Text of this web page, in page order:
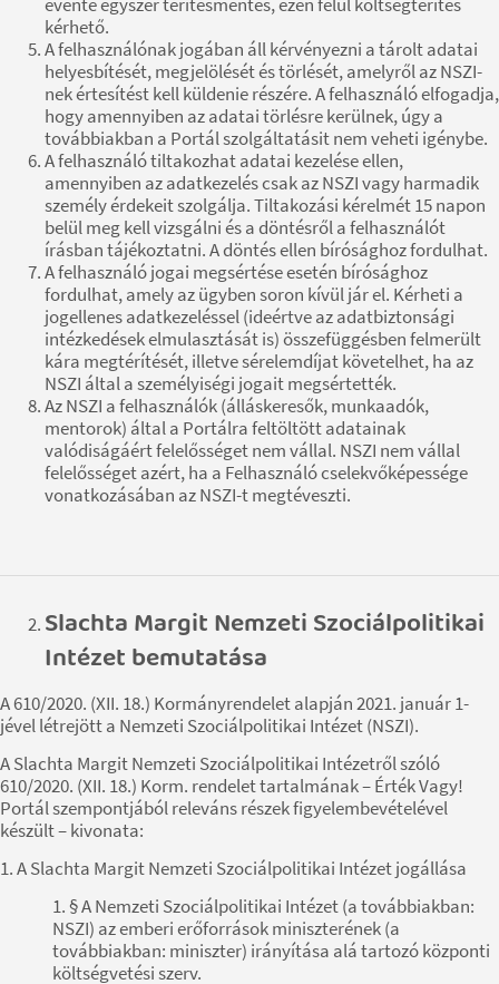
kérhető.
A felhasználónak jogában áll kérvényezni a tárolt adatai
helyesbítését, megjelölését és törlését, amelyről az NSZI-
nek értesítést kell küldenie részére. A felhasználó elfogadja,
hogy amennyiben az adatai törlésre kerülnek, úgy a
továbbiakban a Portál szolgáltatásit nem veheti igénybe.
A felhasználó tiltakozhat adatai kezelése ellen,
amennyiben az adatkezelés csak az NSZI vagy harmadik
személy érdekeit szolgálja. Tiltakozási kérelmét 15 napon
belül meg kell vizsgálni és a döntésről a felhasználót
írásban tájékoztatni. A döntés ellen bírósághoz fordulhat.
A felhasználó jogai megsértése esetén bírósághoz
fordulhat, amely az ügyben soron kívül jár el. Kérheti a
jogellenes adatkezeléssel (ideértve az adatbiztonsági
intézkedések elmulasztását is) összefüggésben felmerült
kára megtérítését, illetve sérelemdíjat követelhet, ha az
NSZI által a személyiségi jogait megsértették.
Az NSZI a felhasználók (álláskeresők, munkaadók,
mentorok) által a Portálra feltöltött adatainak
valódiságáért felelősséget nem vállal. NSZI nem vállal
felelősséget azért, ha a Felhasználó cselekvőképessége
vonatkozásában az NSZI-t megtéveszti.
Slachta Margit Nemzeti Szociálpolitikai
Intézet bemutatása
A 610/2020. (XII. 18.) Kormányrendelet alapján 2021. január 1-
jével létrejött a Nemzeti Szociálpolitikai Intézet (NSZI).
A Slachta Margit Nemzeti Szociálpolitikai Intézetről szóló
610/2020. (XII. 18.) Korm. rendelet tartalmának – Érték Vagy!
Portál szempontjából releváns részek figyelembevételével
készült – kivonata:
1. A Slachta Margit Nemzeti Szociálpolitikai Intézet jogállása
1. § A Nemzeti Szociálpolitikai Intézet (a továbbiakban:
NSZI) az emberi erőforrások miniszterének (a
továbbiakban: miniszter) irányítása alá tartozó központi
költségvetési szerv.